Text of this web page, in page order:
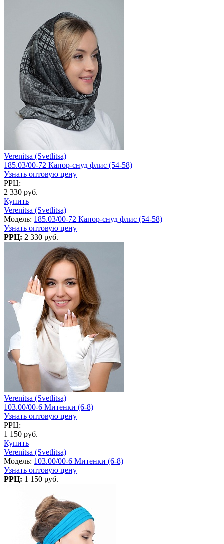
Verenitsa (Svetlitsa)
185.03/00-72 Капор-снуд флис (54-58)
Узнать оптовую цену
РРЦ:
2 330 руб.
Купить
Verenitsa (Svetlitsa)
Модель: 185.03/00-72 Капор-снуд флис (54-58)
Узнать оптовую цену
РРЦ: 2 330 руб.
Verenitsa (Svetlitsa)
103.00/00-6 Митенки (6-8)
Узнать оптовую цену
РРЦ:
1 150 руб.
Купить
Verenitsa (Svetlitsa)
Модель: 103.00/00-6 Митенки (6-8)
Узнать оптовую цену
РРЦ: 1 150 руб.